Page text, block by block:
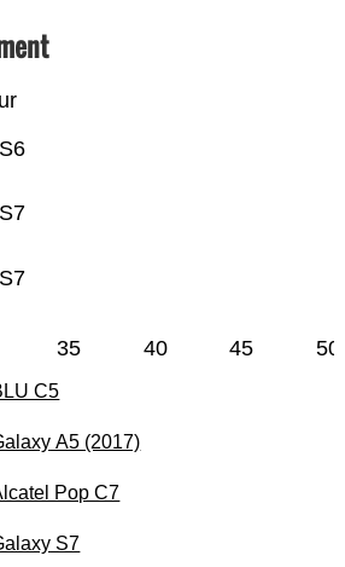
35 40 45 50
C5
A5 (2017)
Pop C7
S7